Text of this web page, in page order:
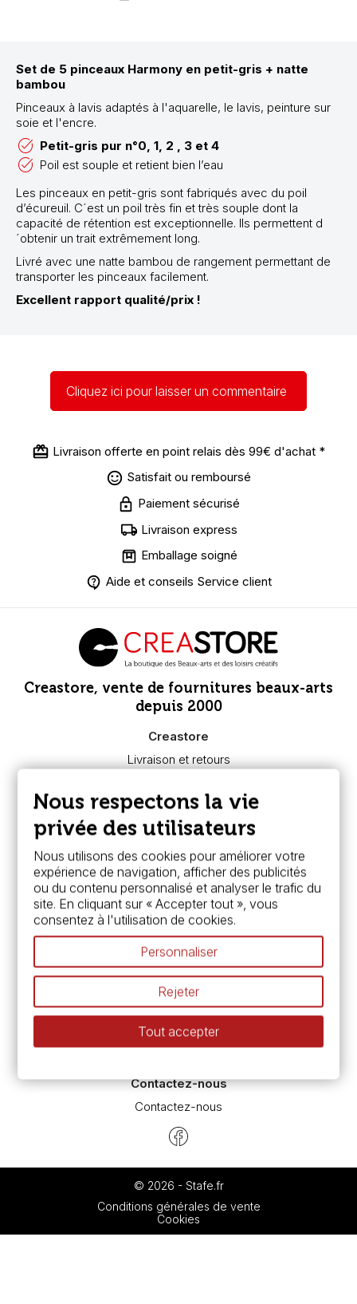
Set de 5 pinceaux Harmony en petit-gris + natte
bambou
Pinceaux à lavis adaptés à l'aquarelle, le lavis, peinture sur
soie et l'encre.
Petit-gris pur n°0, 1, 2 , 3 et 4
Poil est souple et retient bien l’eau
Les pinceaux en petit-gris sont fabriqués avec du poil
d’écureuil. C´est un poil très fin et très souple dont la
capacité de rétention est exceptionnelle. Ils permettent d
´obtenir un trait extrêmement long.
Livré avec une natte bambou de rangement permettant de
transporter les pinceaux facilement.
Excellent rapport qualité/prix !
Cliquez ici pour laisser un commentaire
Livraison offerte en point relais dès 99€ d'achat *
Satisfait ou remboursé
Paiement sécurisé
Livraison express
Emballage soigné
Aide et conseils Service client
Creastore, vente de fournitures beaux-arts
depuis 2000
Creastore
Livraison et retours
Paiement sécurisé
FAQ
Boutique à Angers
Services
Carte fidélité & avantages
Chèque cadeau, bon cadeaux
Devis & bon de commande
Pass culture - mode d'emploi
Nos promotions en cours
Espace conseils
L’aquarelle en tubes ou en godets ?
Le vocabulaire technique de l’aquarelle
Différence entre peinture Fine et Extra-fine
Préparer une toile pour peinture à l'huile et acrylique
Contactez-nous
Contactez-nous
© 2026 - Stafe.fr
Conditions générales de vente
Cookies
Nous respectons la vie
privée des utilisateurs
Nous utilisons des cookies pour améliorer votre
expérience de navigation, afficher des publicités
ou du contenu personnalisé et analyser le trafic du
site. En cliquant sur « Accepter tout », vous
consentez à l'utilisation de cookies.
Personnaliser
Rejeter
Tout accepter